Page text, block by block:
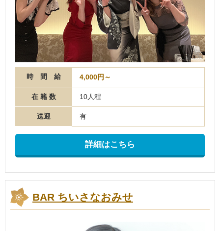
時 間 給 4,000円～
在 籍 数 10人程
送迎 有
詳細はこちら
BAR ちいさなおみせ